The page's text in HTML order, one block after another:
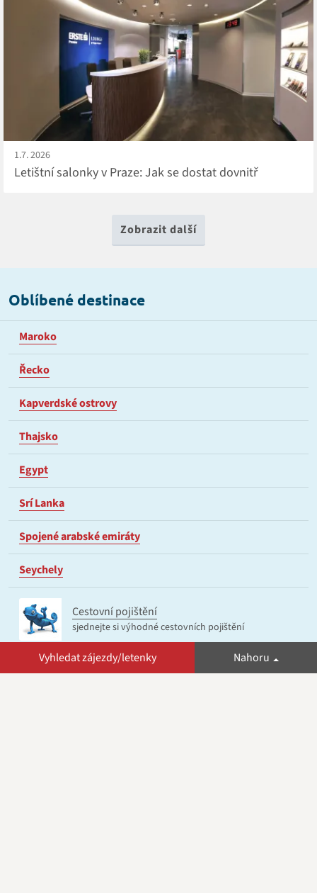
1.7. 2026
Letištní salonky v Praze: Jak se dostat dovnitř
Zobrazit další
Vyhledat zájezdy/letenky Nahoru
Oblíbené destinace
Maroko
Řecko
Kapverdské ostrovy
Thajsko
Egypt
Srí Lanka
Spojené arabské emiráty
Seychely
Cestovní pojištění
sjednejte si výhodné cestovních pojištění
egypt-dovolena.cz